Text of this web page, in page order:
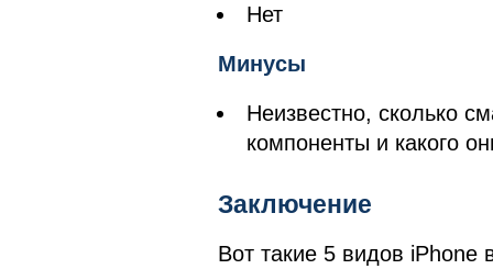
Нет
Минусы
Неизвестно, сколько
компоненты и какого
Заключение
Вот такие 5 видов iPhone